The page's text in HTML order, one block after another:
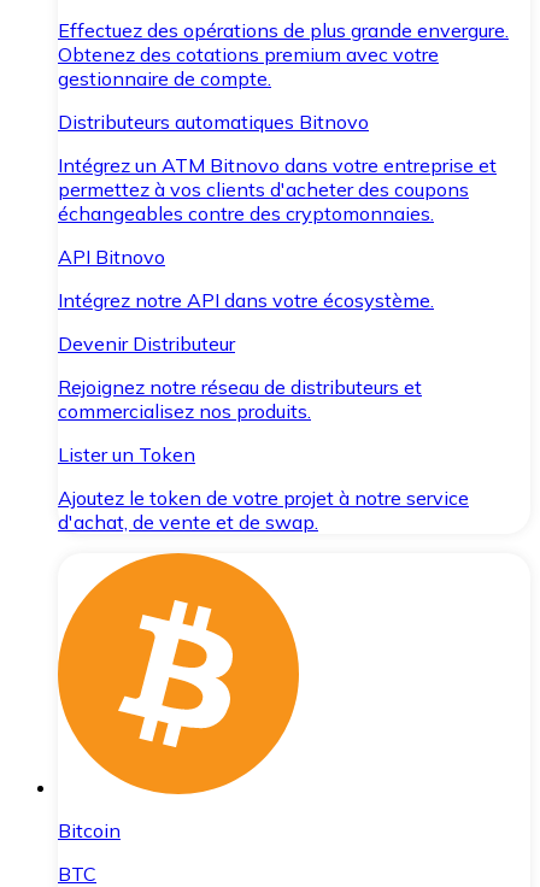
Effectuez des opérations de plus grande envergure.
Obtenez des cotations premium avec votre
gestionnaire de compte.
Distributeurs automatiques Bitnovo
Intégrez un ATM Bitnovo dans votre entreprise et
permettez à vos clients d'acheter des coupons
échangeables contre des cryptomonnaies.
API Bitnovo
Intégrez notre API dans votre écosystème.
Devenir Distributeur
Rejoignez notre réseau de distributeurs et
commercialisez nos produits.
Lister un Token
Ajoutez le token de votre projet à notre service
d'achat, de vente et de swap.
Bitcoin
BTC